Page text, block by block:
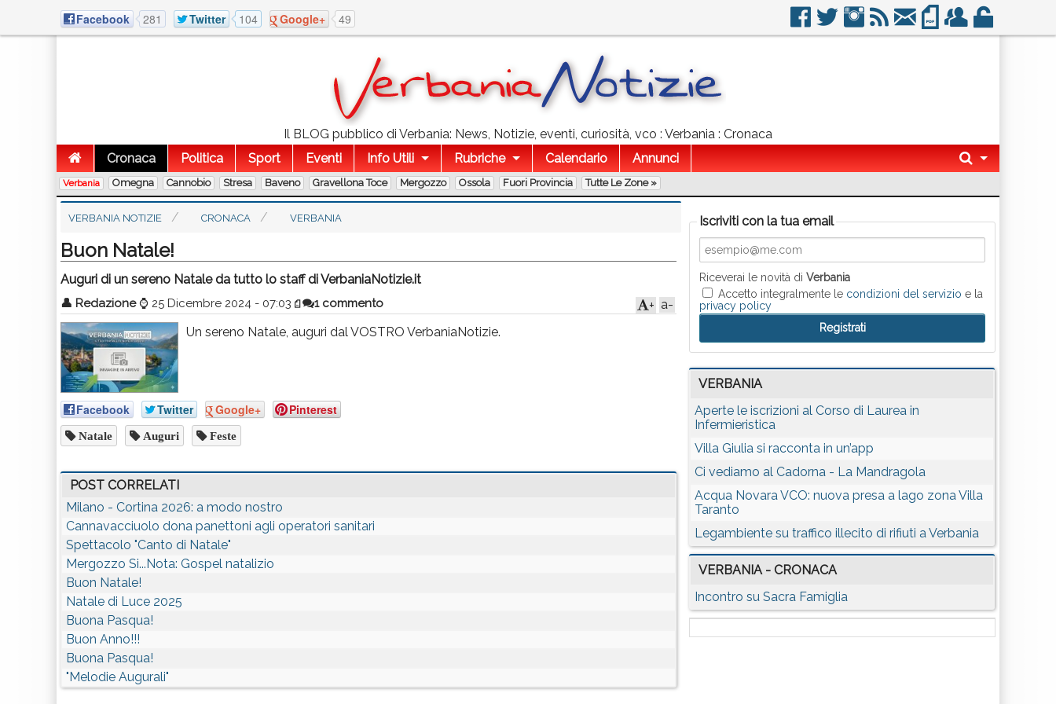
Facebook 281 Twitter 104 Google+ 49
Il BLOG pubblico di Verbania: News, Notizie, eventi, curiosità, vco : Verbania : Cronaca
Cronaca
Politica Sport Eventi Info Utili Rubriche Calendario Annunci
Verbania Omegna Cannobio Stresa Baveno Gravellona Toce Mergozzo Ossola Fuori Provincia Tutte Le Zone »
VERBANIA NOTIZIE CRONACA VERBANIA
Buon Natale!
Auguri di un sereno Natale da tutto lo staff di VerbaniaNotizie.it
👤 Redazione ⌚ 25 Dicembre 2024 - 07:03 1 commento a-
+
Un sereno Natale, auguri dal VOSTRO VerbaniaNotizie.
Facebook Twitter Google+ Pinterest
Natale Auguri Feste
POST CORRELATI
Milano - Cortina 2026: a modo nostro
Cannavacciuolo dona panettoni agli operatori sanitari
Spettacolo "Canto di Natale"
Mergozzo Si...Nota: Gospel natalizio
Buon Natale!
Natale di Luce 2025
Buona Pasqua!
Buon Anno!!!
Buona Pasqua!
"Melodie Augurali"
Iscriviti con la tua email
Riceverai le novità diVerbania
Accetto integralmente le condizioni del servizio e la
privacy policy
VERBANIA
Aperte le iscrizioni al Corso di Laurea in
Infermieristica
Villa Giulia si racconta in un’app
Ci vediamo al Cadorna - La Mandragola
Acqua Novara VCO: nuova presa a lago zona Villa
Taranto
Legambiente su traffico illecito di rifiuti a Verbania
VERBANIA - CRONACA
Incontro su Sacra Famiglia